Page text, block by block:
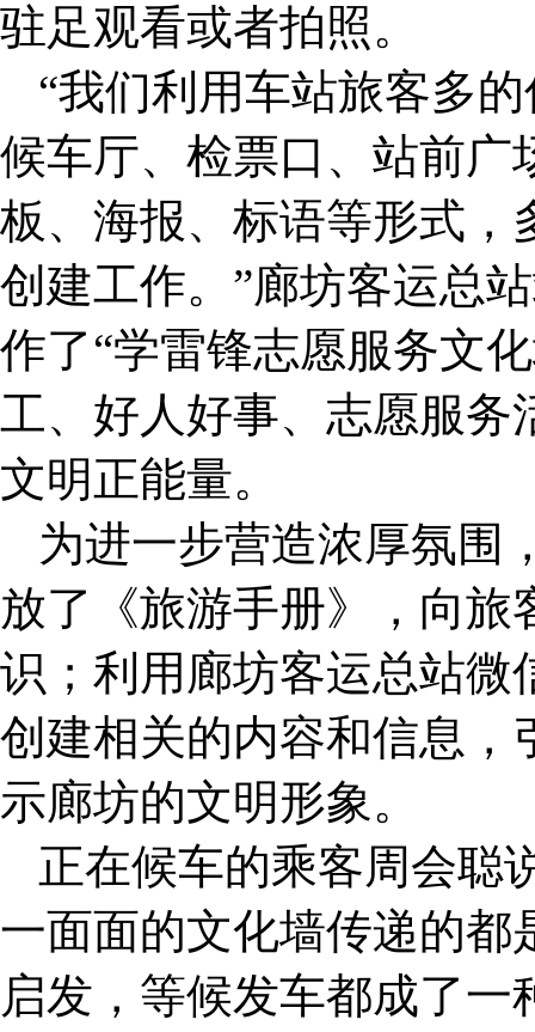
驻足观看或者拍照。
“我们利用车站旅客多
候车厅、检票口、站前广
板、海报、标语等形式，
创建工作。”廊坊客运总
作了“学雷锋志愿服务文
工、好人好事、志愿服务
文明正能量。
为进一步营造浓厚氛围
放了《旅游手册》，向
识；利用廊坊客运总站微
创建相关的内容和信息，
示廊坊的文明形象。
正在候车的乘客周会聪
一面面的文化墙传递的都
启发，等候发车都成了一